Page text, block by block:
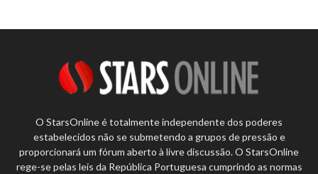
O StarsOnline é totalmente independente dos poderes
estabelecidos não se submetendo a grupos de pressão e
proporcionará um fórum aberto à livre discussão. O StarsOnline
rege-se pelas leis da República Portuguesa cumprindo as normas